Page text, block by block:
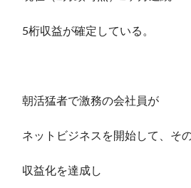
5桁収益が確定している。
朝活猛者で激務の会社員が
ネットビジネスを開始して、そ
収益化を達成し